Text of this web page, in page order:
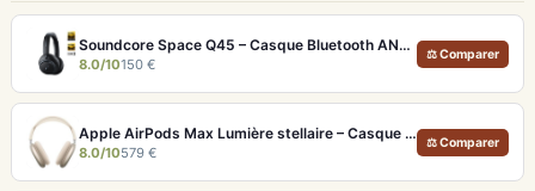
Soundcore Space Q45 – Casque Bluetooth ANC 50h d'autonomie et LDAC Hi-Res
8.0/10150 €
⚖ Comparer
Apple AirPods Max Lumière stellaire – Casque Hi-Fi ANC pro et audio spatial immersif
8.0/10579 €
⚖ Comparer